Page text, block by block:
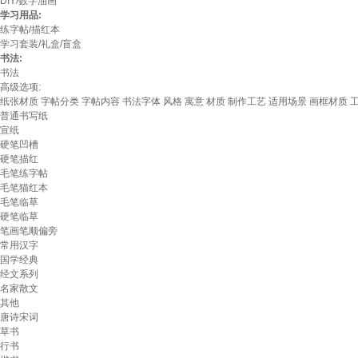
学习用品:
练字帖/描红本
学习套装/礼盒/盲盒
书法:
书法
高级选项:
纸张材质 字帖分类 字帖内容 书法字体 风格 寓意 材质 制作工艺 适用场景 画框材质
普通书写纸
宣纸
硬笔凹槽
硬笔描红
毛笔练字帖
毛笔猫红本
毛笔临草
硬笔临草
笔画笔顺偏旁
常用汉字
国学经典
经文系列
名家散文
其他
唐诗宋词
草书
行书